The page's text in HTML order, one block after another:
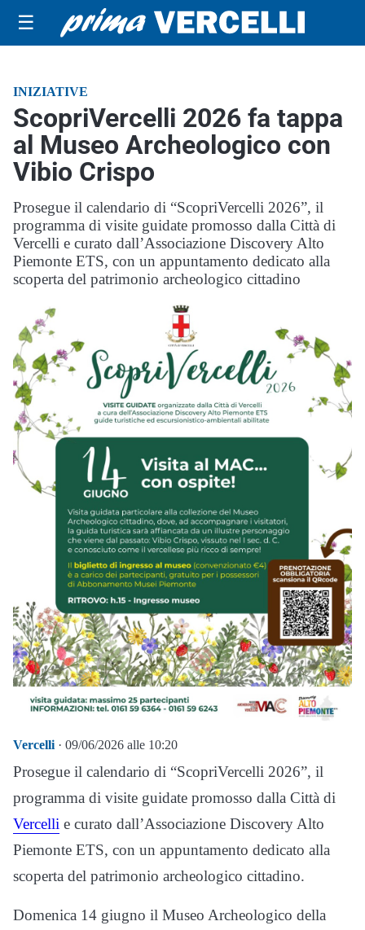
☰
INIZIATIVE
ScopriVercelli 2026 fa tappa
al Museo Archeologico con
Vibio Crispo
Prosegue il calendario di “ScopriVercelli 2026”, il
programma di visite guidate promosso dalla Città di
Vercelli e curato dall’Associazione Discovery Alto
Piemonte ETS, con un appuntamento dedicato alla
scoperta del patrimonio archeologico cittadino
Vercelli · 09/06/2026 alle 10:20
Prosegue il calendario di “ScopriVercelli 2026”, il
programma di visite guidate promosso dalla Città di
Vercelli e curato dall’Associazione Discovery Alto
Piemonte ETS, con un appuntamento dedicato alla
scoperta del patrimonio archeologico cittadino.
Domenica 14 giugno il Museo Archeologico della